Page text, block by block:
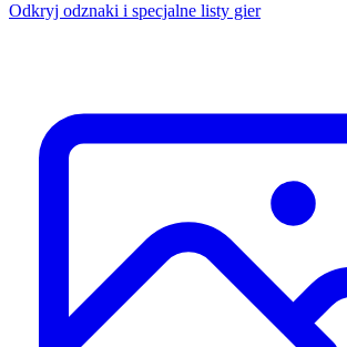
Odkryj odznaki i specjalne listy gier